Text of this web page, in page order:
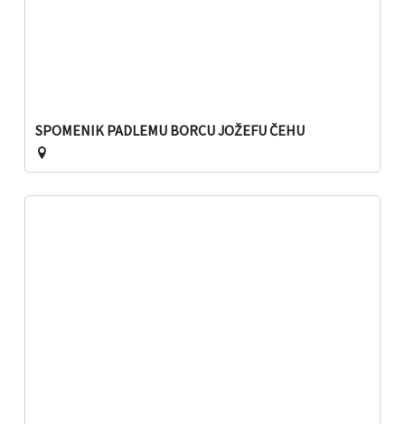
SPOMENIK PADLEMU BORCU JOŽEFU ČEHU